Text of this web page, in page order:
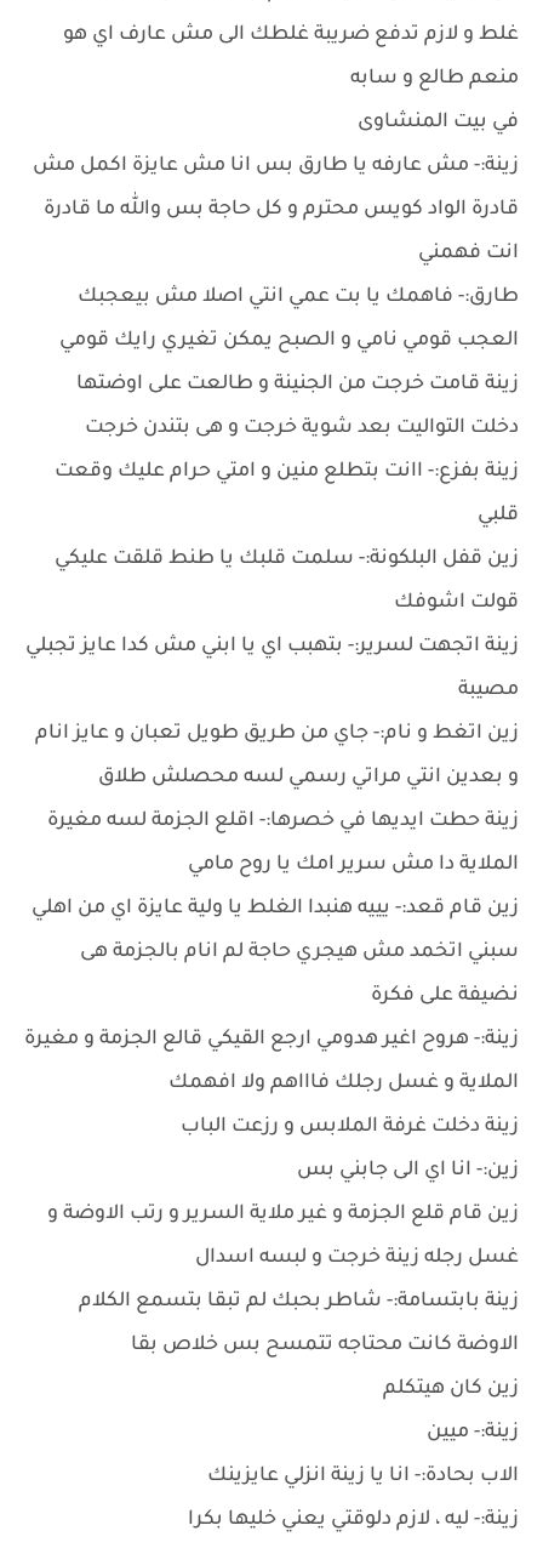
غلط و لازم تدفع ضريبة غلطك الى مش عارف اي هو
منعم طالع و سابه
في بيت المنشاوى
زينة:- مش عارفه يا طارق بس انا مش عايزة اكمل مش
قادرة الواد كويس محترم و كل حاجة بس والله ما قادرة
انت فهمني
طارق:- فاهمك يا بت عمي انتي اصلا مش بيعجبك
العجب قومي نامي و الصبح يمكن تغيري رايك قومي
زينة قامت خرجت من الجنينة و طالعت على اوضتها
دخلت التواليت بعد شوية خرجت و هى بتندن خرجت
زينة بفزع:- اانت بتطلع منين و امتي حرام عليك وقعت
قلبي
زين قفل البلكونة:- سلمت قلبك يا طنط قلقت عليكي
قولت اشوفك
زينة اتجهت لسرير:- بتهبب اي يا ابني مش كدا عايز تجبلي
مصيبة
زين اتغط و نام:- جاي من طريق طويل تعبان و عايز انام
و بعدين انتي مراتي رسمي لسه محصلش طلاق
زينة حطت ايديها في خصرها:- اقلع الجزمة لسه مغيرة
الملاية دا مش سرير امك يا روح مامي
زين قام قعد:- يييه هنبدا الغلط يا ولية عايزة اي من اهلي
سبني اتخمد مش هيجري حاجة لم انام بالجزمة هى
نضيفة على فكرة
زينة:- هروح اغير هدومي ارجع القيكي قالع الجزمة و مغيرة
الملاية و غسل رجلك فاااهم ولا افهمك
زينة دخلت غرفة الملابس و رزعت الباب
زين:- انا اي الى جابني بس
زين قام قلع الجزمة و غير ملاية السرير و رتب الاوضة و
غسل رجله زينة خرجت و لبسه اسدال
زينة بابتسامة:- شاطر بحبك لم تبقا بتسمع الكلام
الاوضة كانت محتاجه تتمسح بس خلاص بقا
زين كان هيتكلم
زينة:- ميين
الاب بحادة:- انا يا زينة انزلي عايزينك
زينة:- ليه ، لازم دلوقتي يعني خليها بكرا